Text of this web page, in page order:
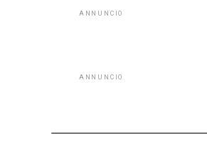
ANNUNCIO
ANNUNCIO